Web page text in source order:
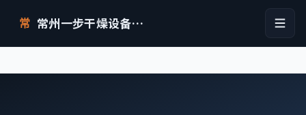
常 常州一步干燥设备有限公司